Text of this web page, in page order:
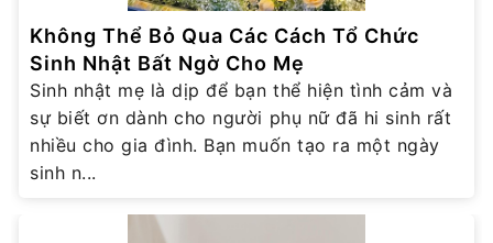
Không Thể Bỏ Qua Các Cách Tổ Chức
Sinh Nhật Bất Ngờ Cho Mẹ
Sinh nhật mẹ là dịp để bạn thể hiện tình cảm và
sự biết ơn dành cho người phụ nữ đã hi sinh rất
nhiều cho gia đình. Bạn muốn tạo ra một ngày
sinh n...